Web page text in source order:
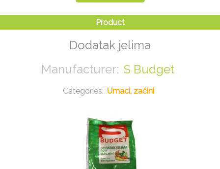
Dodatak jelima
S Budget
Umaci, začini